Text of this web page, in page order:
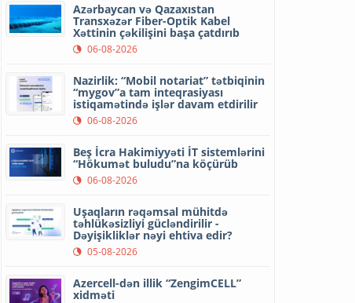
Azərbaycan və Qazaxıstan
Transxəzər Fiber-Optik Kabel
Xəttinin çəkilişini başa çatdırıb
06-08-2026
Nazirlik: “Mobil notariat” tətbiqinin
“mygov”a tam inteqrasiyası
istiqamətində işlər davam etdirilir
06-08-2026
Beş İcra Hakimiyyəti İT sistemlərini
“Hökumət buludu”na köçürüb
06-08-2026
Uşaqların rəqəmsal mühitdə
təhlükəsizliyi gücləndirilir -
Dəyişikliklər nəyi ehtiva edir?
05-08-2026
Azercell-dən illik “ZengimCELL”
xidməti